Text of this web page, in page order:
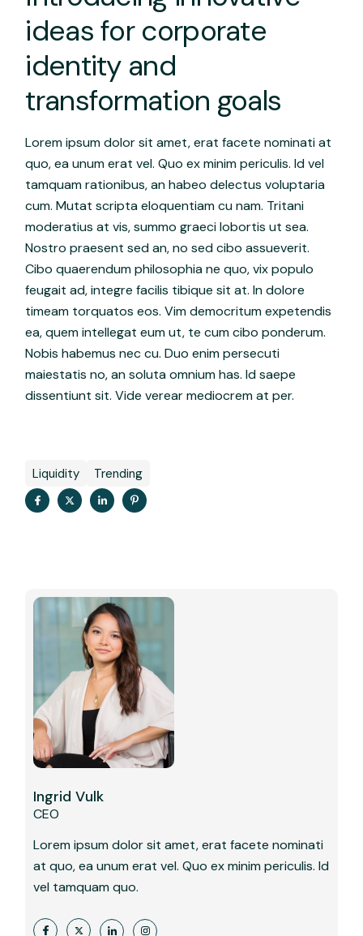
ideas for corporate
identity and
transformation goals
Lorem ipsum dolor sit amet, erat facete nominati at
quo, ea unum erat vel. Quo ex minim periculis. Id vel
tamquam rationibus, an habeo delectus voluptaria
cum. Mutat scripta eloquentiam cu nam. Tritani
moderatius at vis, summo graeci lobortis ut sea.
Nostro praesent sed an, no sed cibo assueverit.
Cibo quaerendum philosophia ne quo, vix populo
feugait ad, integre facilis tibique sit at. In dolore
timeam torquatos eos. Vim democritum expetendis
ea, quem intellegat eum ut, te cum cibo ponderum.
Nobis habemus nec cu. Duo enim persecuti
maiestatis no, an soluta omnium has. Id saepe
dissentiunt sit. Vide verear mediocrem at per.
Liquidity Trending
Ingrid Vulk
CEO
Lorem ipsum dolor sit amet, erat facete nominati
at quo, ea unum erat vel. Quo ex minim periculis. Id
vel tamquam quo.